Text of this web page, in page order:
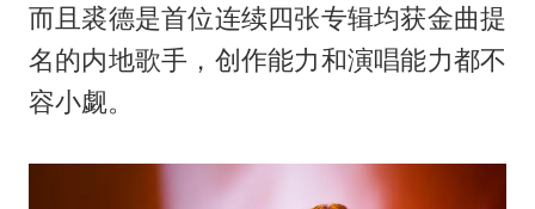
而且裘德是首位连续四张专辑均获金曲提
名的内地歌手，创作能力和演唱能力都不
容小觑。